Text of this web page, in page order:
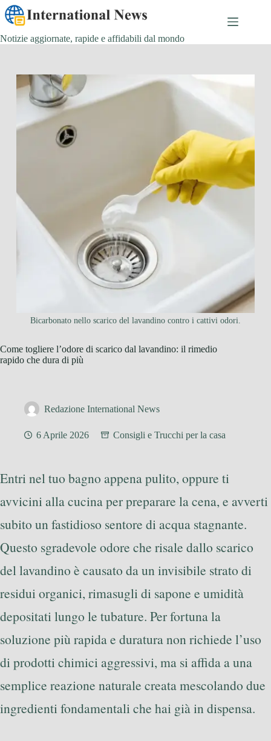
Salta
al
contenuto
Notizie aggiornate, rapide e affidabili dal mondo
Bicarbonato nello scarico del lavandino contro i cattivi odori.
Come togliere l’odore di scarico dal lavandino: il rimedio
rapido che dura di più
Redazione International News
6 Aprile 2026 Consigli e Trucchi per la casa
Entri nel tuo bagno appena pulito, oppure ti
avvicini alla cucina per preparare la cena, e avverti
subito un fastidioso sentore di acqua stagnante.
Questo sgradevole odore che risale dallo scarico
del lavandino è causato da un invisibile strato di
residui organici, rimasugli di sapone e umidità
depositati lungo le tubature. Per fortuna la
soluzione più rapida e duratura non richiede l’uso
di prodotti chimici aggressivi, ma si affida a una
semplice reazione naturale creata mescolando due
ingredienti fondamentali che hai già in dispensa.